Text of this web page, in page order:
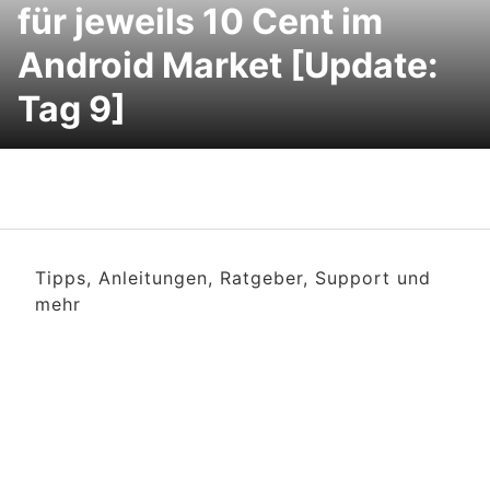
für jeweils 10 Cent im
Android Market [Update:
Tag 9]
Tipps, Anleitungen, Ratgeber, Support und
mehr